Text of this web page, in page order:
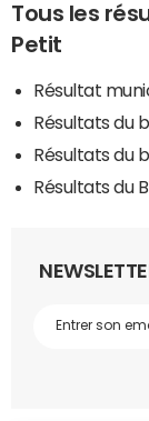
Tous les
Petit
Résultat
Résultats du
Résultats du
Résultats du